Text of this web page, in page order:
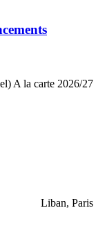
A la carte 2026/27
Liban, Paris